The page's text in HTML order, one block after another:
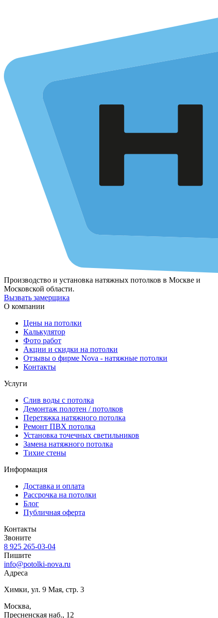
Производство и установка натяжных потолков в Москве и
Московской области.
Вызвать замерщика
О компании
Цены на потолки
Калькулятор
Фото работ
Акции и скидки на потолки
Отзывы о фирме Nova - натяжные потолки
Контакты
Услуги
Слив воды с потолка
Демонтаж полотен / потолков
Перетяжка натяжного потолка
Ремонт ПВХ потолка
Установка точечных светильников
Замена натяжного потолка
Тихие стены
Информация
Доставка и оплата
Рассрочка на потолки
Блог
Публичная оферта
Контакты
Звоните
8 925 265-03-04
Пишите
info@potolki-nova.ru
Адресa
Химки, ул. 9 Мая, стр. 3
Москва,
Пресненская наб., 12